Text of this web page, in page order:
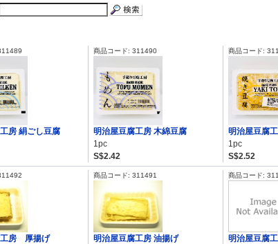
房 絹ごし豆腐
商品コード: 311490
明治屋豆腐工房 木綿豆腐
1pc
S$2.42
商品コード:
明治屋豆腐
1pc
S$2.52
工房 厚揚げ
商品コード: 311491
明治屋豆腐工房 油揚げ
商品コード:
明治屋豆腐